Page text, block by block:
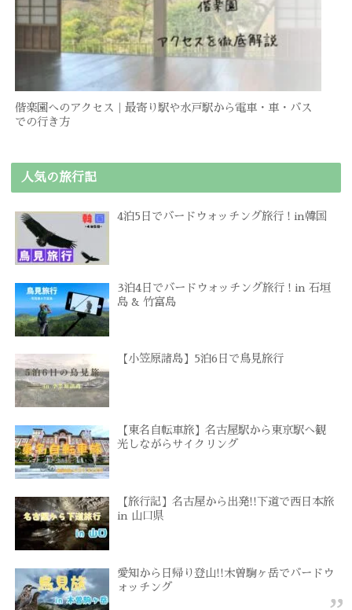
偕楽園へのアクセス｜最寄り駅や水戸駅から電車・車・バス
での行き方
人気の旅行記
4泊5日でバードウォッチング旅行 ! in韓国
3泊4日でバードウォッチング旅行 ! in 石垣
島 & 竹富島
【小笠原諸島】5泊6日で鳥見旅行
【東名自転車旅】名古屋駅から東京駅へ観
光しながらサイクリング
【旅行記】名古屋から出発!!下道で西日本旅
in 山口県
愛知から日帰り登山!!木曽駒ヶ岳でバードウ
ォッチング